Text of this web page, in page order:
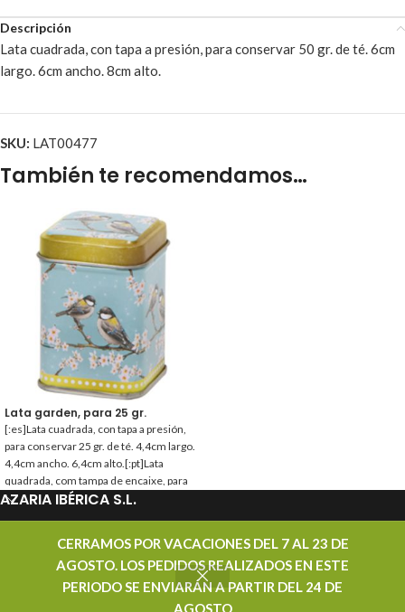
Descripción
Lata cuadrada, con tapa a presión, para conservar 50 gr. de té. 6cm
largo. 6cm ancho. 8cm alto.
SKU: LAT00477
También te recomendamos…
Lata garden, para 25 gr.
[:es]Lata cuadrada, con tapa a presión,
para conservar 25 gr. de té. 4,4cm largo.
4,4cm ancho. 6,4cm alto.[:pt]Lata
quadrada, com tampa de encaixe, para
conservar 25 gr. de chá. 4,4cm
AZARIA IBÉRICA S.L.
PROMOCIONES
CONTACTAR
CERRAMOS POR VACACIONES DEL 7 AL 23 DE
AGOSTO. LOS PEDIDOS REALIZADOS EN ESTE
PERIODO SE ENVIARÁN A PARTIR DEL 24 DE
AGOSTO